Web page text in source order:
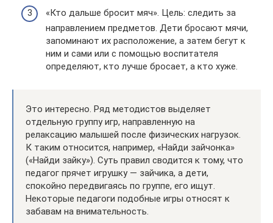
«Кто дальше бросит мяч». Цель: следить за
направлением предметов. Дети бросают мячи,
запоминают их расположение, а затем бегут к
ним и сами или с помощью воспитателя
определяют, кто лучше бросает, а кто хуже.
Это интересно. Ряд методистов выделяет
отдельную группу игр, направленную на
релаксацию малышей после физических нагрузок.
К таким относится, например, «Найди зайчонка»
(«Найди зайку»). Суть правил сводится к тому, что
педагог прячет игрушку — зайчика, а дети,
спокойно передвигаясь по группе, его ищут.
Некоторые педагоги подобные игры относят к
забавам на внимательность.